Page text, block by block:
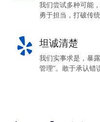
我们尝试多种可能
勇于担当，打破传
坦诚清楚
我们实事求是，暴
管理”。敢于承认错